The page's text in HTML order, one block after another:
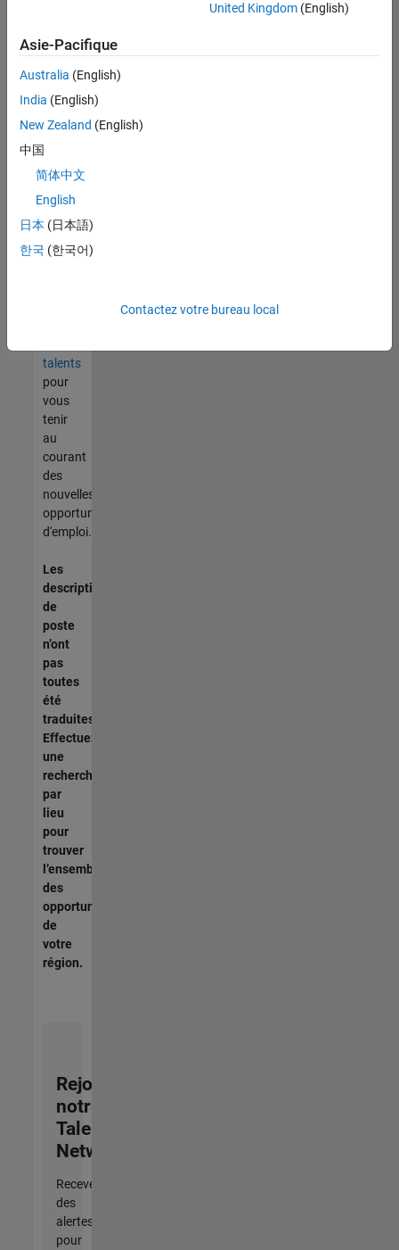
d'emploi.
malgré
tout
vous
trouvez
pas
d'offre
corresponde
à vos
talents
pour
vous
tenir
au
courant
des
nouvelles
opportunités
d'emploi.
Les
descriptions
de
poste
n’ont
pas
toutes
été
traduites.
Effectuez
une
recherche
par
lieu
pour
trouver
l’ensemble
des
opportunités
de
votre
région.
Rejoignez
notre
Talent
Network
Recevez
des
alertes
pour
United Kingdom(English)
Asie-Pacifique
Australia (English)
India (English)
New Zealand (English)
中国
简体中文
English
日本 (日本語)
한국 (한국어)
Contactez votre bureau local